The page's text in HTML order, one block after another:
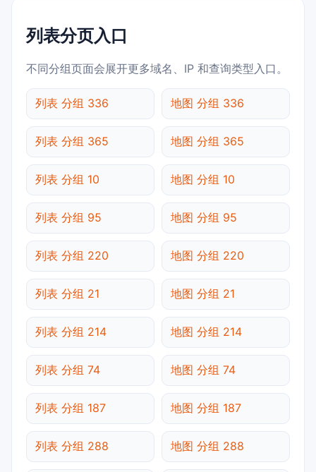
列表分页入口
不同分组页面会展开更多域名、IP 和查询类型入口。
列表 分组 336 地图 分组 336
列表 分组 365 地图 分组 365
列表 分组 10 地图 分组 10
列表 分组 95 地图 分组 95
列表 分组 220 地图 分组 220
列表 分组 21 地图 分组 21
列表 分组 214 地图 分组 214
列表 分组 74 地图 分组 74
列表 分组 187 地图 分组 187
列表 分组 288 地图 分组 288